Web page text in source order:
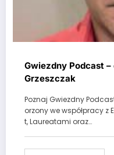
Gwiezdny Podcast –
Grzeszczak
Poznaj Gwiezdny
orzony we współpracy z
t, Laureatami oraz…